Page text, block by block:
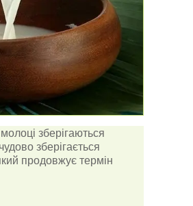
зберігаються
зберігається
продовжує термін